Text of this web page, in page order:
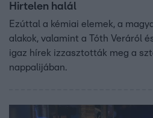
Hirtelen halál
Ezúttal a kémiai elemek, a
alakok, valamint a Tóth Veráról
igaz hírek izzasztották meg a
nappalijában.